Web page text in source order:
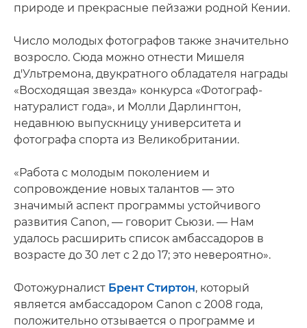
природе и прекрасные пейзажи родной Кении.
Число молодых фотографов также значительно
возросло. Сюда можно отнести Мишеля
д'Ультремона, двукратного обладателя награды
«Восходящая звезда» конкурса «Фотограф-
натуралист года», и Молли Дарлингтон,
недавнюю выпускницу университета и
фотографа спорта из Великобритании.
«Работа с молодым поколением и
сопровождение новых талантов — это
значимый аспект программы устойчивого
развития Canon, — говорит Сьюзи. — Нам
удалось расширить список амбассадоров в
возрасте до 30 лет с 2 до 17; это невероятно».
Фотожурналист Брент Стиртон, который
является амбассадором Canon с 2008 года,
положительно отзывается о программе и